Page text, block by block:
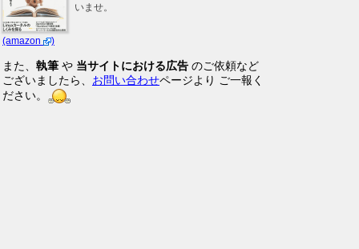
(amazon )
いませ。
また、 執筆 や 当サイトにおける広告 のご依頼など
ございましたら、 お問い合わせページより ご一報く
ださい。